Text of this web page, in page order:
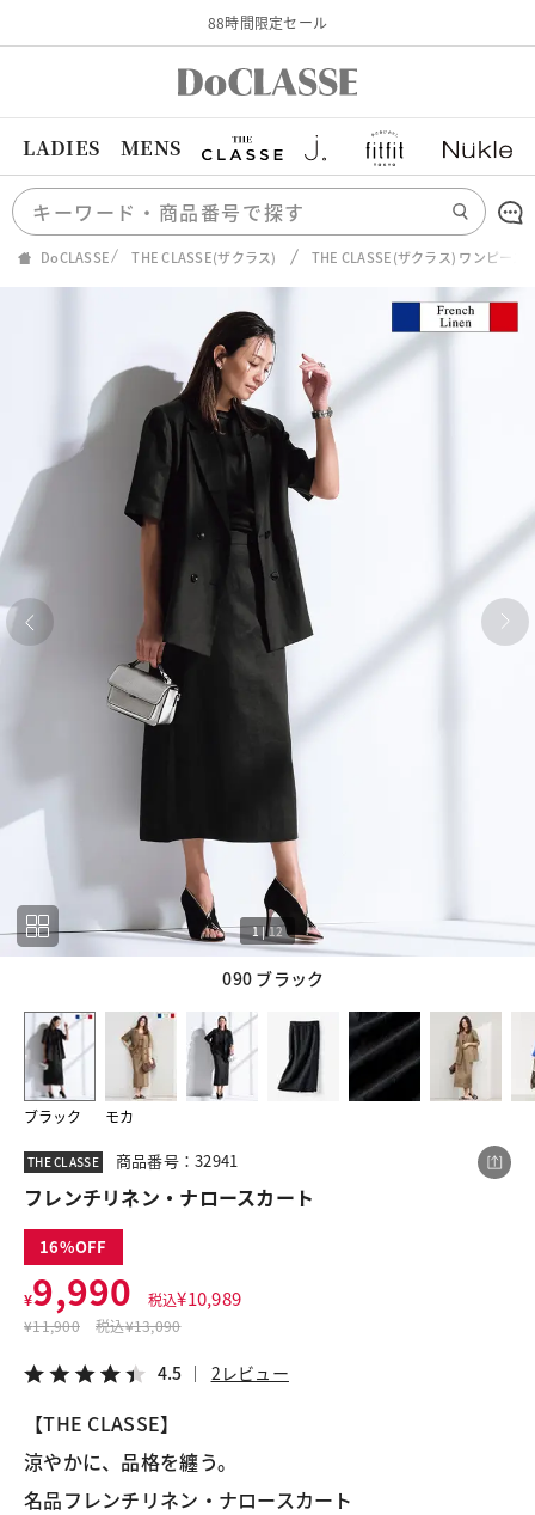
88時間限定セール
LADIES MENS
DoCLASSE THE CLASSE(ザクラス) THE CLASSE(ザクラス) ワンピース
090 ブラック
1|12
ブラック モカ
1
THE CLASSE 商品番号：32941
フレンチリネン・ナロースカート
16
¥9,990 税込¥10,989
¥11,900 税込¥13,090
4.5 2レビュー
【THE CLASSE】
涼やかに、品格を纏う。
名品フレンチリネン・ナロースカート
この商品をシェアする